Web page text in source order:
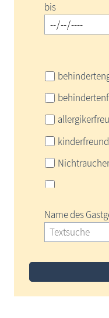
bis
Nichtraucher
Name des